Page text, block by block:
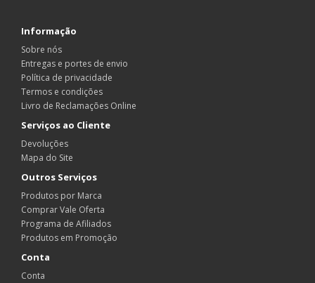
Informação
Sobre nós
Entregas e portes de envio
Política de privacidade
Termos e condições
Livro de Reclamações Online
Serviços ao Cliente
Devoluções
Mapa do Site
Outros Serviços
Produtos por Marca
Comprar Vale Oferta
Programa de Afiliados
Produtos em Promoção
Conta
Conta